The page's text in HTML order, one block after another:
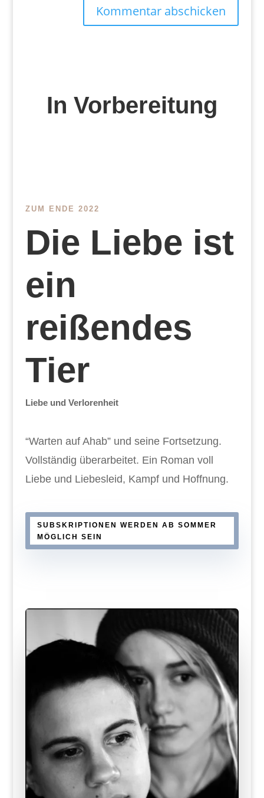
Kommentar abschicken
In Vorbereitung
ZUM ENDE 2022
Die Liebe ist
ein
reißendes
Tier
Liebe und Verlorenheit
“Warten auf Ahab” und seine Fortsetzung.
Vollständig überarbeitet. Ein Roman voll
Liebe und Liebesleid, Kampf und Hoffnung.
SUBSKRIPTIONEN WERDEN AB SOMMER
MÖGLICH SEIN